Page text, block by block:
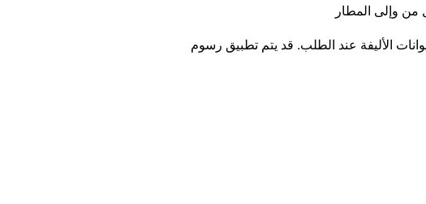
من وإلى المطار
الأليفة عند الطلب. قد يتم تطبيق رسوم